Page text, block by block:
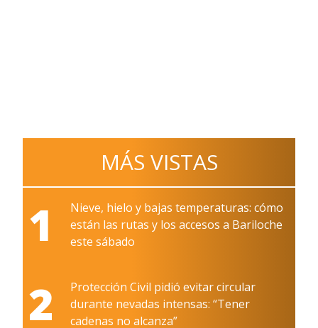
MÁS VISTAS
1
Nieve, hielo y bajas temperaturas: cómo
están las rutas y los accesos a Bariloche
este sábado
2
Protección Civil pidió evitar circular
durante nevadas intensas: “Tener
cadenas no alcanza”